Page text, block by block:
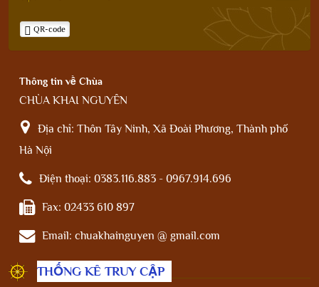
QR-code
Thông tin về Chùa
CHÙA KHAI NGUYÊN
Địa chỉ: Thôn Tây Ninh, Xã Đoài Phương, Thành phố
Hà Nội
Điện thoại: 0383.116.883 - 0967.914.696
Fax: 02433 610 897
Email: chuakhainguyen @ gmail.com
THỐNG KÊ TRUY CẬP